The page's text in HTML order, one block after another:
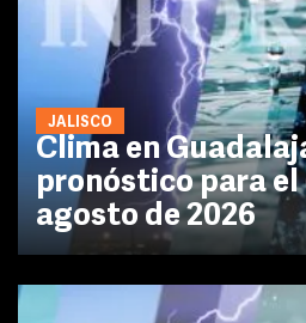
JALISCO
Clima en
pronóstico para el
agosto de 2026